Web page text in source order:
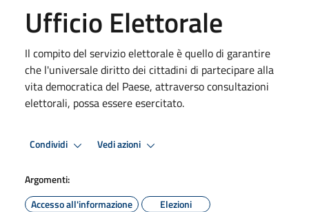
Ufficio Elettorale
Il compito del servizio elettorale è quello di garantire
che l'universale diritto dei cittadini di partecipare alla
vita democratica del Paese, attraverso consultazioni
elettorali, possa essere esercitato.
Condividi Vedi azioni
Argomenti:
Accesso all'informazione
Elezioni